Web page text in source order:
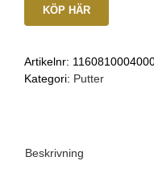
KÖP HÄR
Artikelnr:
Kategori: Putter
Beskrivning